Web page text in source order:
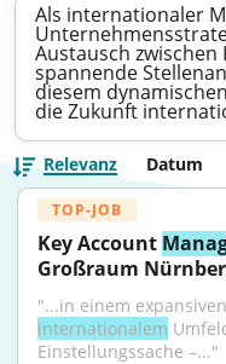
Als internationaler
Austausch zwischen
spannende
diesem
die Zukunft
Relevanz Datum
TOP-JOB
Key Account
Großraum
internationalem
Einstellungssache –..."